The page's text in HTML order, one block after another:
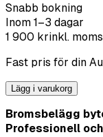
Snabb bokning
Inom 1–3 dagar
1 900 krinkl. moms
Fast pris för din
Lägg i varukorg
Bromsbelägg
Professionell